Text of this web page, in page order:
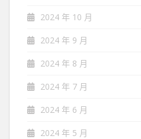
2024 年 10 月
2024 年 9 月
2024 年 8 月
2024 年 7 月
2024 年 6 月
2024 年 5 月